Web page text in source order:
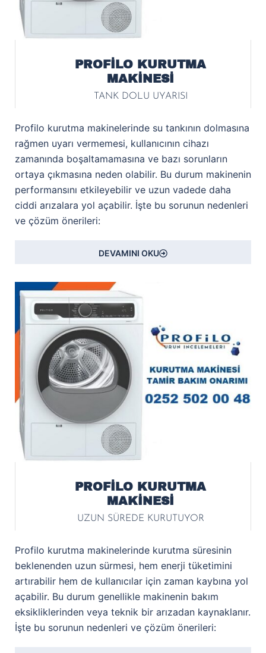
PROFİLO KURUTMA
MAKİNESİ
TANK DOLU UYARISI
Profilo kurutma makinelerinde su tankının dolmasına
rağmen uyarı vermemesi, kullanıcının cihazı
zamanında boşaltamamasına ve bazı sorunların
ortaya çıkmasına neden olabilir. Bu durum makinenin
performansını etkileyebilir ve uzun vadede daha
ciddi arızalara yol açabilir. İşte bu sorunun nedenleri
ve çözüm önerileri:
DEVAMINI OKU
PROFİLO KURUTMA
MAKİNESİ
UZUN SÜREDE KURUTUYOR
Profilo kurutma makinelerinde kurutma süresinin
beklenenden uzun sürmesi, hem enerji tüketimini
artırabilir hem de kullanıcılar için zaman kaybına yol
açabilir. Bu durum genellikle makinenin bakım
eksikliklerinden veya teknik bir arızadan kaynaklanır.
İşte bu sorunun nedenleri ve çözüm önerileri: